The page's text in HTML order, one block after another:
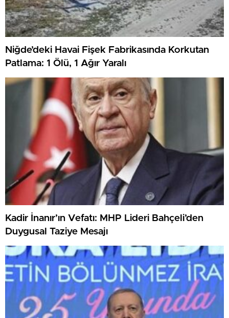
Niğde’deki Havai Fişek Fabrikasında Korkutan
Patlama: 1 Ölü, 1 Ağır Yaralı
Kadir İnanır’ın Vefatı: MHP Lideri Bahçeli’den
Duygusal Taziye Mesajı